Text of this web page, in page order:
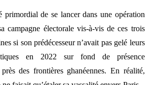
primordial de se lancer dans une opération
campagne électorale vis-à-vis de ces trois
si son prédécesseur n’avait pas gelé leurs
en 2022 sur fond de présence
près des frontières ghanéennes. En réalité,